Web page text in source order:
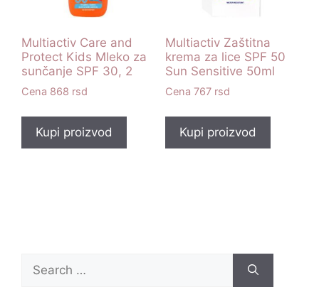
Multiactiv Care and
Protect Kids Mleko za
sunčanje SPF 30, 2
868 rsd
Kupi proizvod
Multiactiv Zaštitna
krema za lice SPF 50
Sun Sensitive 50ml
767 rsd
Kupi proizvod